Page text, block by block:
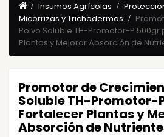
Insumos Agrícolas
Micorrizas y Trichodermas
Polvo Soluble TH-Promotor-P
Plantas y Mejorar Absorción de
Promotor de
Soluble TH-Promotor-
Fortalecer Plantas y
Absorción de